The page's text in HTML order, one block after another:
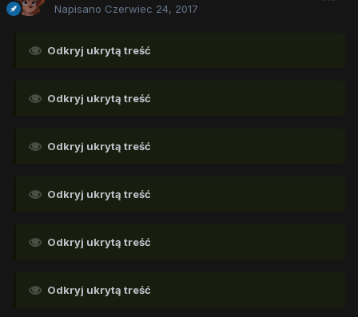
Napisano Czerwiec 24, 2017
Odkryj ukrytą treść
Odkryj ukrytą treść
Odkryj ukrytą treść
Odkryj ukrytą treść
Odkryj ukrytą treść
Odkryj ukrytą treść